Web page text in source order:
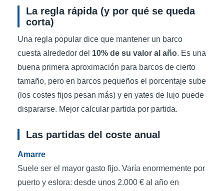
La regla rápida (y por qué se queda
corta)
Una regla popular dice que mantener un barco
cuesta alrededor del 10% de su valor al año. Es una
buena primera aproximación para barcos de cierto
tamaño, pero en barcos pequeños el porcentaje sube
(los costes fijos pesan más) y en yates de lujo puede
dispararse. Mejor calcular partida por partida.
Las partidas del coste anual
Amarre
Suele ser el mayor gasto fijo. Varía enormemente por
puerto y eslora: desde unos 2.000 € al año en